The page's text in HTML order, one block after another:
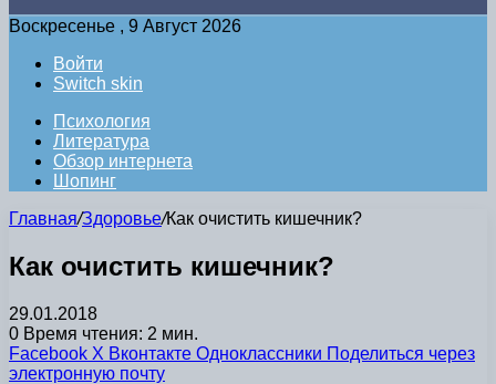
Воскресенье , 9 Август 2026
Войти
Switch skin
Психология
Литература
Обзор интернета
Шопинг
Главная/Здоровье/Как очистить кишечник?
Как очистить кишечник?
29.01.2018
0 Время чтения: 2 мин.
Facebook X Вконтакте Одноклассники Поделиться через
электронную почту